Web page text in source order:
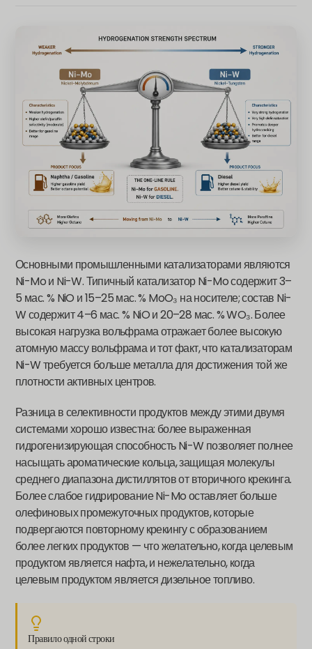
Основными промышленными катализаторами являются
Ni-Mo и Ni-W. Типичный катализатор Ni-Mo содержит 3–
5 мас. % NiO и 15–25 мас. % MoO₃ на носителе; состав Ni-
W содержит 4–6 мас. % NiO и 20–28 мас. % WO₃. Более
высокая нагрузка вольфрама отражает более высокую
атомную массу вольфрама и тот факт, что катализаторам
Ni-W требуется больше металла для достижения той же
плотности активных центров.
Разница в селективности продуктов между этими двумя
системами хорошо известна: более выраженная
гидрогенизирующая способность Ni-W позволяет полнее
насыщать ароматические кольца, защищая молекулы
среднего диапазона дистиллятов от вторичного крекинга.
Более слабое гидрирование Ni-Mo оставляет больше
олефиновых промежуточных продуктов, которые
подвергаются повторному крекингу с образованием
более легких продуктов — что желательно, когда целевым
продуктом является нафта, и нежелательно, когда
целевым продуктом является дизельное топливо.
Правило одной строки